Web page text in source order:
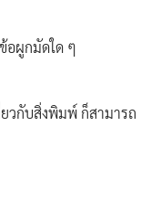
อผูกมัดใด ๆ
วกับสิ่งพิมพ์ ก็สามารถ